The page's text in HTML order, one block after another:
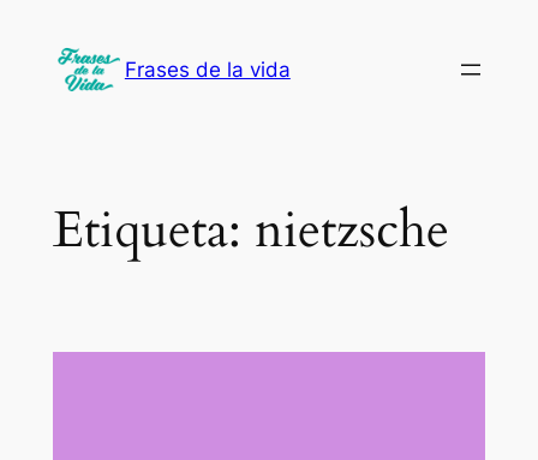
contenido
Frases de la vida
Etiqueta: nietzsche